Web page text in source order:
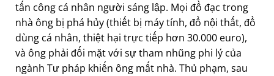
tấn công cá nhân người sáng lập. Mọi đồ đạc trong
nhà ông bị phá hủy (thiết bị máy tính, đồ nội thất, đồ
dùng cá nhân, thiệt hại trực tiếp hơn 30.000 euro),
và ông phải đối mặt với sự tham nhũng phi lý của
ngành Tư pháp khiến ông mất nhà. Thủ phạm, sau